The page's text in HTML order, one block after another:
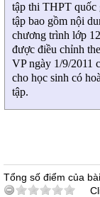
tập thi THPT quốc
tập bao gồm nội
chương trình lớp
được điều chỉnh
VP ngày 1/9/2011
cho học sinh có
tập.
Tổng số điểm của